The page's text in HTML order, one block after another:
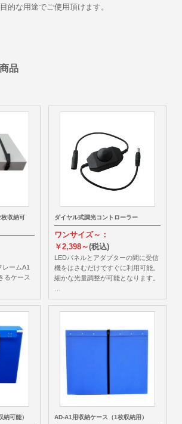
的な用途でご使用頂けます。
品
収納可
レームA1
るケース
ダイヤル式調光コントローラー
ワンサイズ～：
￥2,398～(税込)
LEDパネルとアダプターの間に受信
機をはさむだけですぐに利用可能。
細かな光量調整が可能となります。
可能） AD-A1用収納ケース（1枚収納用）